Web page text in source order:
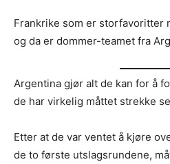
Frankrike som er storfavoritter
og da er dommer-teamet fra
Argentina gjør alt de kan for å
de har virkelig måttet strekke
Etter at de var ventet å kjøre
de to første utslagsrundene,